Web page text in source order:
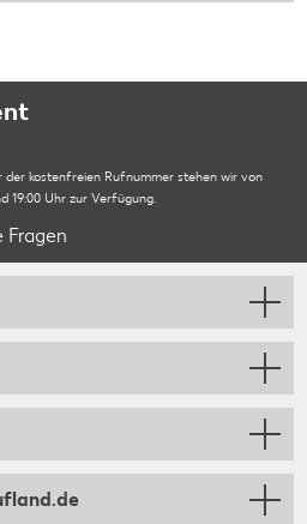
der kostenfreien Rufnummer stehen wir von
19:00 Uhr zur Verfügung.
Fragen